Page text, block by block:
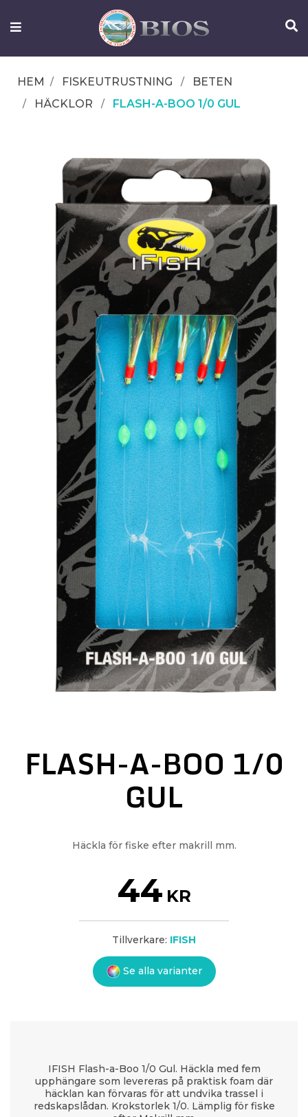
FISKEUTRUSTNING
OM
IFISH
HEM FISKEUTRUSTNING
BETEN
HÄCKLOR
FLASH-A-BOO 1/0 GUL
FLASH-A-BOO 1/0
GUL
Häckla för fiske efter makrill mm.
44 KR
Tillverkare: IFISH
Se alla varianter
IFISH Flash-a-Boo 1/0 Gul. Häckla med fem
upphängare som levereras på praktisk foam där
häcklan kan förvaras för att undvika trassel i
redskapslådan. Krokstorlek 1/0. Lämplig för fiske